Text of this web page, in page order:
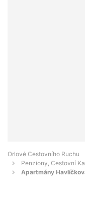
Orlové Cestovního Ruchu
Penziony, Cestovní
Apartmány